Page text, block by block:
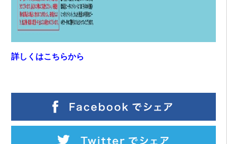
詳しくはこちらから